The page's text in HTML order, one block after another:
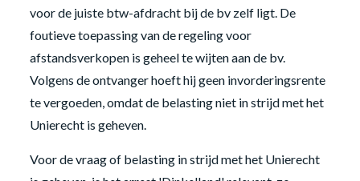
voor de juiste btw-afdracht bij de bv zelf ligt. De
foutieve toepassing van de regeling voor
afstandsverkopen is geheel te wijten aan de bv.
Volgens de ontvanger hoeft hij geen invorderingsrente
te vergoeden, omdat de belasting niet in strijd met het
Unierecht is geheven.
Voor de vraag of belasting in strijd met het Unierecht